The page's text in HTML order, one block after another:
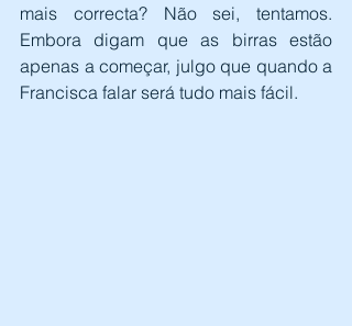
mais correcta? Não sei, tentamos.
Embora digam que as birras estão
apenas a começar, julgo que quando a
Francisca falar será tudo mais fácil.